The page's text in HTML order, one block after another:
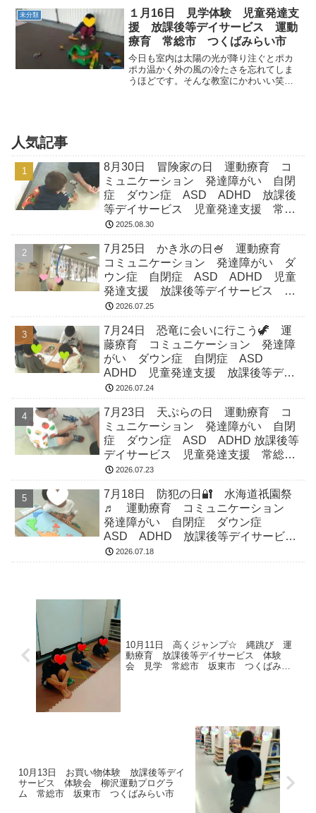
いて、体をほぐしていきます。手を大き
く振る事、足を大きく上げ...
未分類
１月16日 見学体験 児童発達支
援 放課後等デイサービス 運動
療育 常総市 つくばみらい市
今日も室内は太陽の光が降り注ぐとポカ
ポカ温かく外の風の冷たさを忘れてしま
うほどです。そんな教室にかわいい笑顔
人気記事
8月30日 冒険家の日 運動療育 コ
ミュニケーション 発達障がい 自閉
症 ダウン症 ASD ADHD 放課後
等デイサービス 児童発達支援 常総
市 つくばみらい市 坂東市 守谷市
2025.08.30
7月25日 かき氷の日🍧 運動療育
コミュニケーション 発達障がい ダ
ウン症 自閉症 ASD ADHD 児童
発達支援 放課後等デイサービス 常
総市 つくばみらい市 坂東市 守谷
2026.07.25
7月24日 恐竜に会いに行こう🦖 運
藤療育 コミュニケーション 発達障
がい ダウン症 自閉症 ASD
ADHD 児童発達支援 放課後等デイ
サービス 常総市 つくばみらい市
2026.07.24
7月23日 天ぷらの日 運動療育 コ
ミュニケーション 発達障がい 自閉
症 ダウン症 ASD ADHD 放課後等
デイサービス 児童発達支援 常総
市 つくばみらい市 坂東市 守谷市
2026.07.23
7月18日 防犯の日🔐 水海道祇園祭
♬ 運動療育 コミュニケーション
発達障がい 自閉症 ダウン症
ASD ADHD 放課後等デイサービ
ス 児童発達支援 常総市 つくばみ
2026.07.18
10月11日 高くジャンプ☆ 縄跳び 運
動療育 放課後等デイサービス 体験
会 見学 常総市 坂東市 つくばみら
10月13日 お買い物体験 放課後等デイ
サービス 体験会 柳沢運動プログラ
ム 常総市 坂東市 つくばみらい市